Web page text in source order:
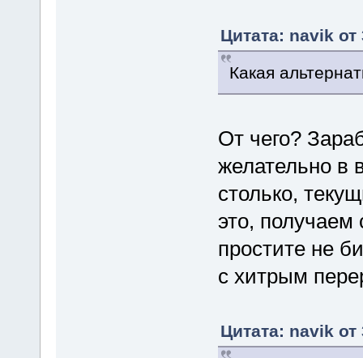
Цитата: navik от
Какая
От чего?
желательно в
столько,
это, получаем
простите не
с хитрым
Цитата: navik от